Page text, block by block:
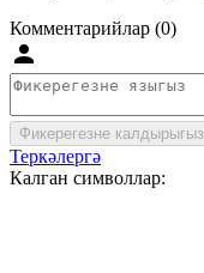
Комментарийлар (0)
Фикерегезне калдырыгыз
Теркәлергә
Калган символлар: